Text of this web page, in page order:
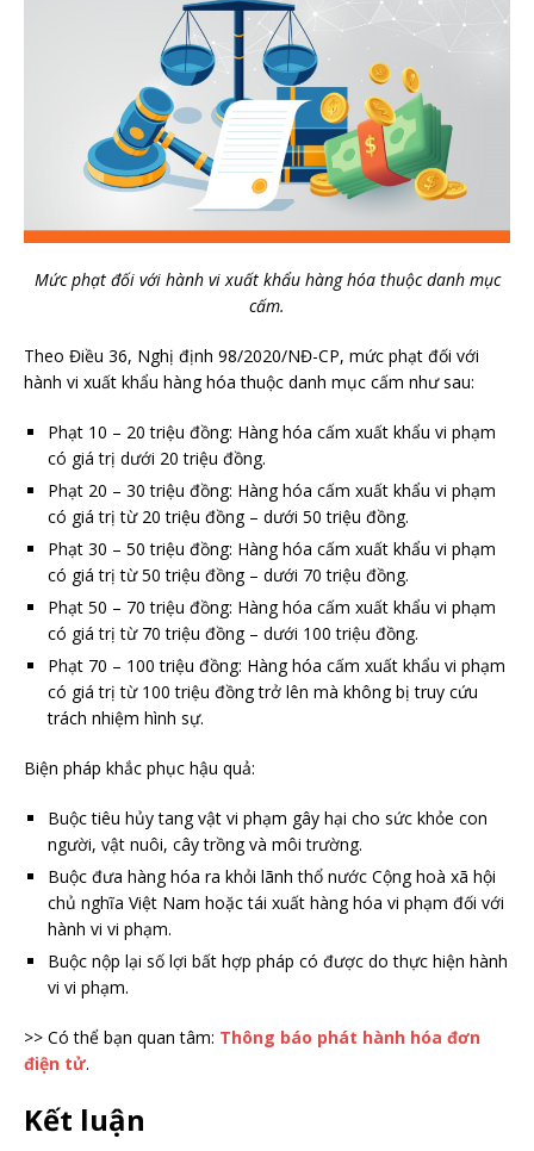
Mức phạt đối với hành vi xuất khẩu hàng hóa thuộc danh mục
cấm.
Theo Điều 36, Nghị định 98/2020/NĐ-CP, mức phạt đối với
hành vi xuất khẩu hàng hóa thuộc danh mục cấm như sau:
Phạt 10 – 20 triệu đồng: Hàng hóa cấm xuất khẩu vi phạm
có giá trị dưới 20 triệu đồng.
Phạt 20 – 30 triệu đồng: Hàng hóa cấm xuất khẩu vi phạm
có giá trị từ 20 triệu đồng – dưới 50 triệu đồng.
Phạt 30 – 50 triệu đồng: Hàng hóa cấm xuất khẩu vi phạm
có giá trị từ 50 triệu đồng – dưới 70 triệu đồng.
Phạt 50 – 70 triệu đồng: Hàng hóa cấm xuất khẩu vi phạm
có giá trị từ 70 triệu đồng – dưới 100 triệu đồng.
Phạt 70 – 100 triệu đồng: Hàng hóa cấm xuất khẩu vi phạm
có giá trị từ 100 triệu đồng trở lên mà không bị truy cứu
trách nhiệm hình sự.
Biện pháp khắc phục hậu quả:
Buộc tiêu hủy tang vật vi phạm gây hại cho sức khỏe con
người, vật nuôi, cây trồng và môi trường.
Buộc đưa hàng hóa ra khỏi lãnh thổ nước Cộng hoà xã hội
chủ nghĩa Việt Nam hoặc tái xuất hàng hóa vi phạm đối với
hành vi vi phạm.
Buộc nộp lại số lợi bất hợp pháp có được do thực hiện hành
vi vi phạm.
>> Có thể bạn quan tâm: Thông báo phát hành hóa đơn
điện tử.
Kết luận